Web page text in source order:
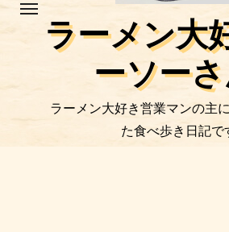
ラーメン大
ーソー
ラーメン大好き営業マンの主
た食べ歩き日記で